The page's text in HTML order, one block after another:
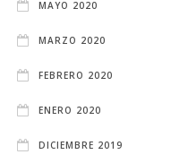
MAYO 2020
MARZO 2020
FEBRERO 2020
ENERO 2020
DICIEMBRE 2019